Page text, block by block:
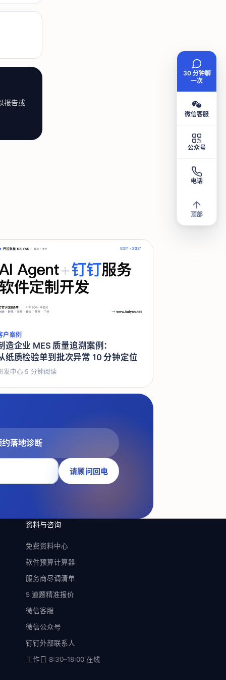
报告或
户案例
造企业 MES 质量追溯案例：
纸质检验单到批次异常 10 分钟定位
发中心·5 分钟阅读
约落地诊断
请顾问回电
资料与咨询
免费资料中心
软件预算计算器
服务商尽调清单
5 道题精准报价
微信客服
微信公众号
钉钉外部联系人
工作日 8:30–18:00 在线
30 分钟聊
一次
微信客服
公众号
电话
顶部